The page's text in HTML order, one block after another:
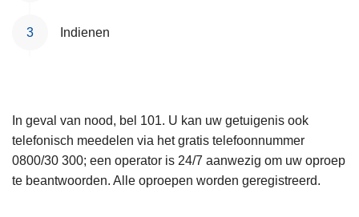
Indienen
In geval van nood, bel 101. U kan uw getuigenis ook
telefonisch meedelen via het gratis telefoonnummer
0800/30 300; een operator is 24/7 aanwezig om uw oproep
te beantwoorden. Alle oproepen worden geregistreerd.